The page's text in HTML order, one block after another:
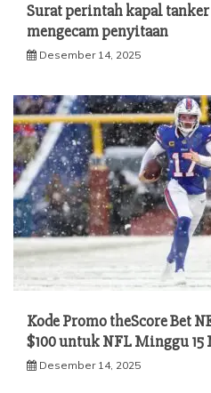
Surat perintah kapal
mengecam penyitaan
Desember 14, 2025
Kode Promo theScore Bet
$100 untuk NFL Minggu
Desember 14, 2025